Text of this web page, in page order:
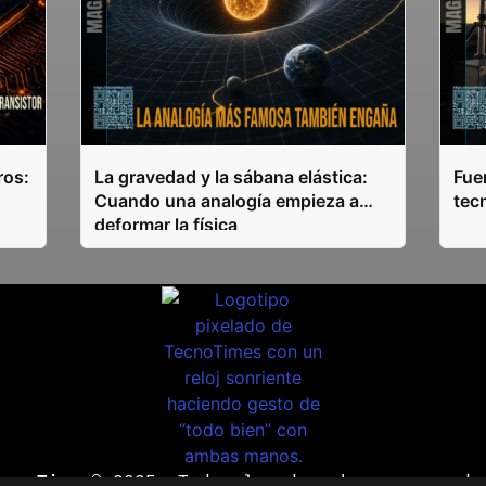
La gravedad y la sábana elástica:
Cuando una analogía empieza a
deformar la física